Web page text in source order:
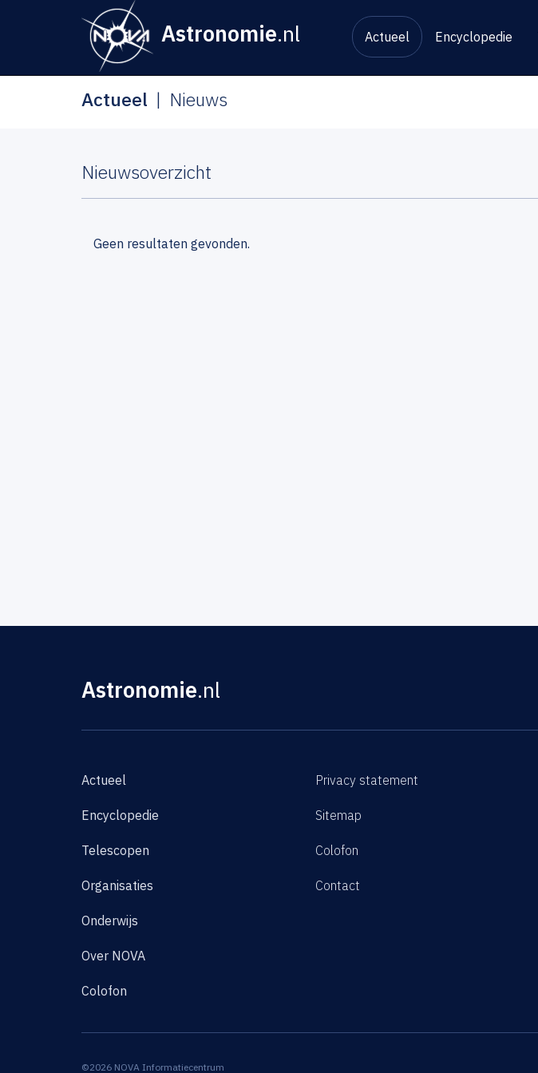
Astronomie.nl Actueel Encyclopedie
Actueel Nieuws
Nieuwsoverzicht
Geen resultaten gevonden.
Astronomie.nl
Actueel
Encyclopedie
Telescopen
Organisaties
Onderwijs
Over NOVA
Colofon
Privacy statement
Sitemap
Colofon
Contact
©2026 NOVA Informatiecentrum